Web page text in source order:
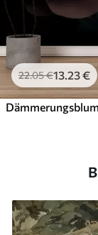
22.05€13 .23€